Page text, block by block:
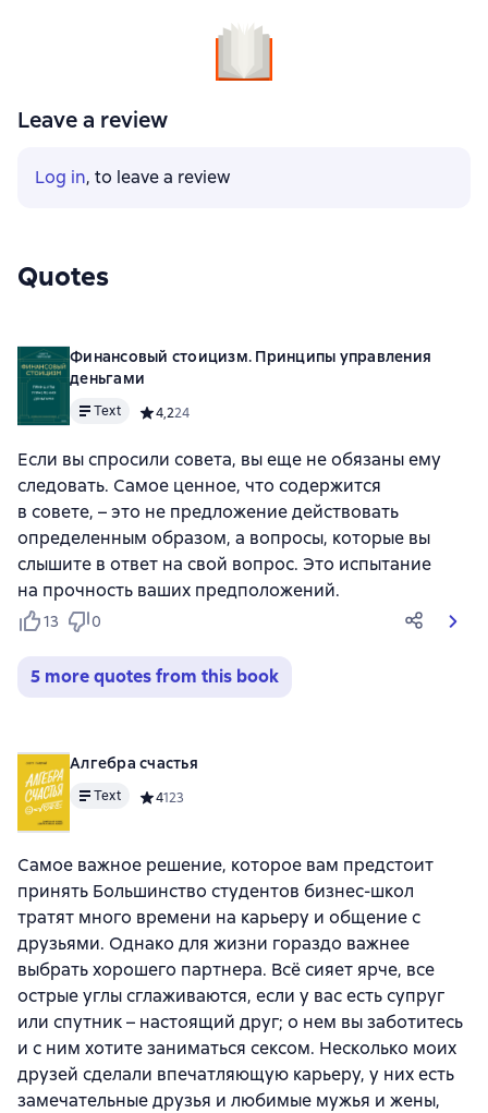
Leave a review
Log in, to leave a review
Quotes
Финансовый стоицизм. Принципы управления
деньгами
Text Средний рейтинг 4,2 на основе 24 оценок
4,224
Если вы спросили совета, вы еще не обязаны ему
следовать. Самое ценное, что содержится
в совете, – это не предложение действовать
определенным образом, а вопросы, которые вы
слышите в ответ на свой вопрос. Это испытание
на прочность ваших предположений.
13 0
5 more quotes from this book
Алгебра счастья
Text Средний рейтинг 4 на основе 123 оценок
4123
Самое важное решение, которое вам предстоит
принять Большинство студентов бизнес-школ
тратят много времени на карьеру и общение с
друзьями. Однако для жизни гораздо важнее
выбрать хорошего партнера. Всё сияет ярче, все
острые углы сглаживаются, если у вас есть супруг
или спутник – настоящий друг; о нем вы заботитесь
и с ним хотите заниматься сексом. Несколько моих
друзей сделали впечатляющую карьеру, у них есть
замечательные друзья и любимые мужья и жены,